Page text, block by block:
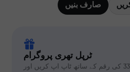
صارف بنیں
ٹرپل تھری پروگرام
اپنے اکاؤنٹ کو $333 کی رقم کے ساتھ ٹاپ اپ کریں اور